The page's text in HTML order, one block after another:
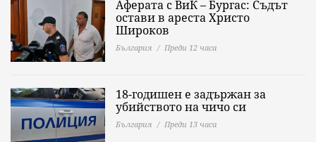
Аферата с ВиК – Бургас: Съдът
остави в ареста Христо
Широков
България Преди 12 часа
18-годишен е задържан за
убийството на чичо си
България Преди 13 часа